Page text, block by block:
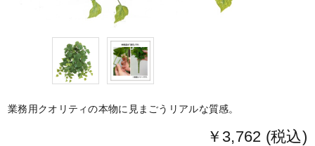
業務用クオリティの本物に見まごうリアルな質感。
￥3,762 (税込)